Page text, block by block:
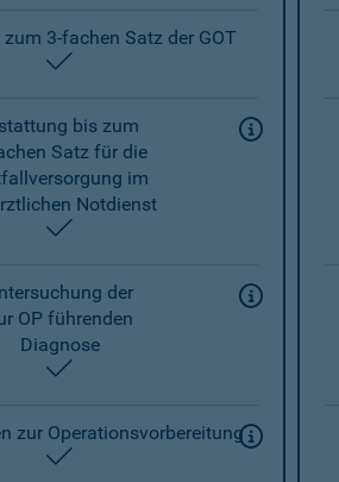
3-fachen Satz der GOT
bis zum
Satz für die
im
Notdienst
der
OP führenden
Diagnose
zur Operationsvorbereitung